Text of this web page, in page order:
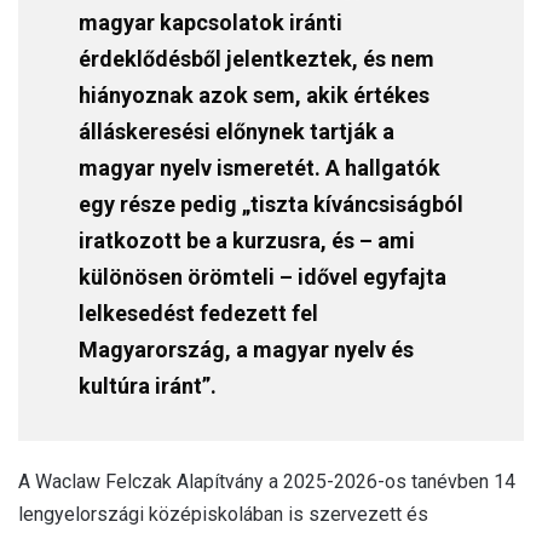
magyar kapcsolatok iránti
érdeklődésből jelentkeztek, és nem
hiányoznak azok sem, akik értékes
álláskeresési előnynek tartják a
magyar nyelv ismeretét. A hallgatók
egy része pedig „tiszta kíváncsiságból
iratkozott be a kurzusra, és – ami
különösen örömteli – idővel egyfajta
lelkesedést fedezett fel
Magyarország, a magyar nyelv és
kultúra iránt”.
A Waclaw Felczak Alapítvány a 2025-2026-os tanévben 14
lengyelországi középiskolában is szervezett és